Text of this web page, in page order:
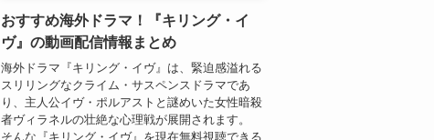
おすすめ海外ドラマ！『キリング・イ
ヴ』の動画配信情報まとめ
海外ドラマ『キリング・イヴ』は、緊迫感溢れる
スリリングなクライム・サスペンスドラマであ
り、主人公イヴ・ポルアストと謎めいた女性暗殺
者ヴィラネルの壮絶な心理戦が展開されます。
そんな『キリング・イヴ』を現在無料視聴できる